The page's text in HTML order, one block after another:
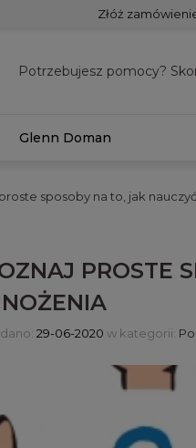
Złóż
Potrzebujesz pomocy?
Glenn Doman
sposoby na to, jak
PROSTE
29-06-2020 w kategorii: